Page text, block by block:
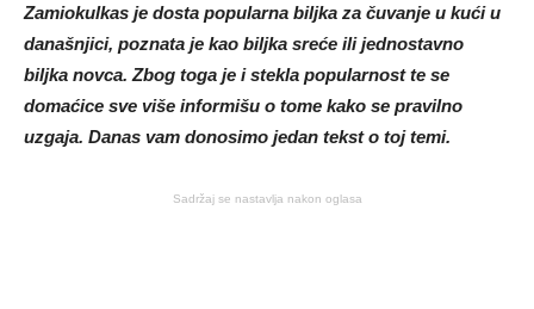
Zamiokulkas je dosta popularna biljka za čuvanje u kući u
današnjici, poznata je kao biljka sreće ili jednostavno
biljka novca. Zbog toga je i stekla popularnost te se
domaćice sve više informišu o tome kako se pravilno
uzgaja. Danas vam donosimo jedan tekst o toj temi.
Sadržaj se nastavlja nakon oglasa